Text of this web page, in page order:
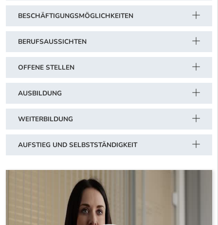
BESCHÄFTIGUNGSMÖGLICHKEITEN
BERUFSAUSSICHTEN
OFFENE STELLEN
AUSBILDUNG
WEITERBILDUNG
AUFSTIEG UND SELBSTSTÄNDIGKEIT